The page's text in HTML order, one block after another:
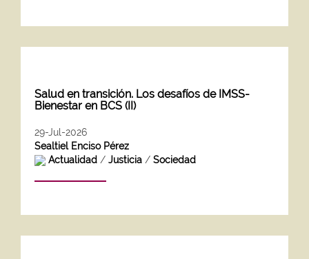
Salud en transición. Los desafíos de IMSS-
Bienestar en BCS (II)
29-Jul-2026
Sealtiel Enciso Pérez
Actualidad / Justicia / Sociedad